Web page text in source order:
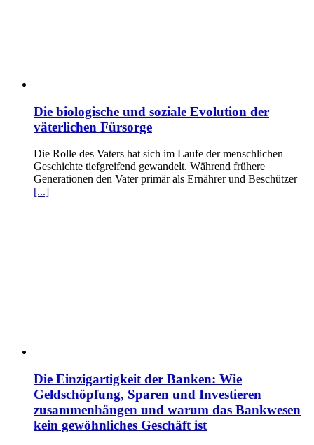
Die biologische und soziale Evolution der
väterlichen Fürsorge
Die Rolle des Vaters hat sich im Laufe der menschlichen
Geschichte tiefgreifend gewandelt. Während frühere
Generationen den Vater primär als Ernährer und Beschützer
[...]
Die Einzigartigkeit der Banken: Wie
Geldschöpfung, Sparen und Investieren
zusammenhängen und warum das Bankwesen
kein gewöhnliches Geschäft ist